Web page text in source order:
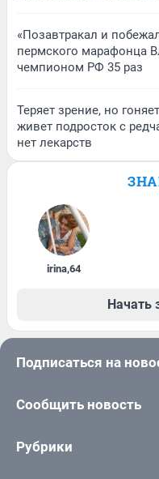
«Позавтракал и
пермского марафонца
чемпионом РФ 35 раз
Теряет зрение, но
живет подросток с
нет лекарств
irina,64
Начать
Подписаться на
Сообщить новость
Рубрики